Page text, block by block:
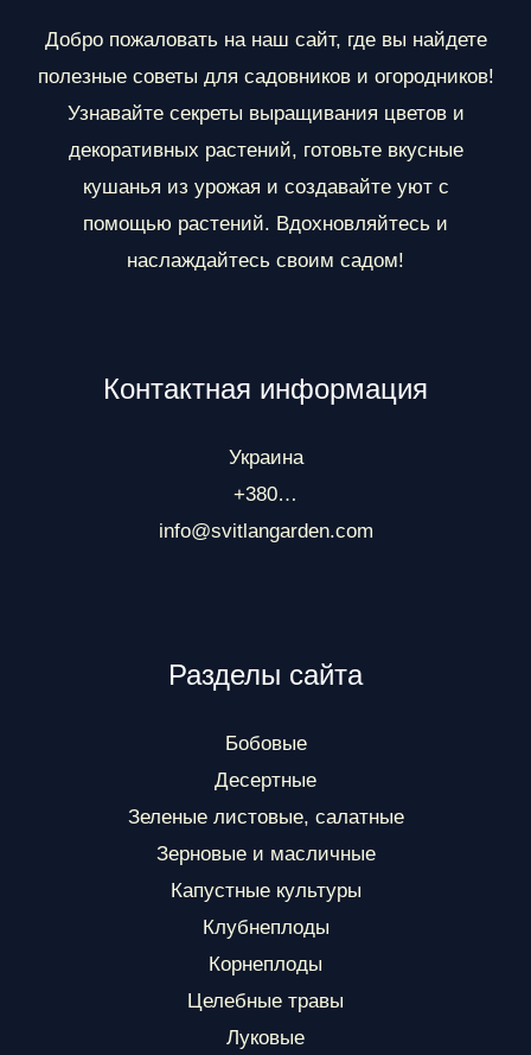
л
Добро пожаловать на наш сайт, где вы найдете
полезные советы для садовников и огородников!
Узнавайте секреты выращивания цветов и
декоративных растений, готовьте вкусные
кушанья из урожая и создавайте уют с
помощью растений. Вдохновляйтесь и
наслаждайтесь своим садом!
Контактная информация
Украина
+380…
info@svitlangarden.com
Разделы сайта
Бобовые
Десертные
Зеленые листовые, салатные
Зерновые и масличные
Капустные культуры
Клубнеплоды
Корнеплоды
Целебные травы
Луковые